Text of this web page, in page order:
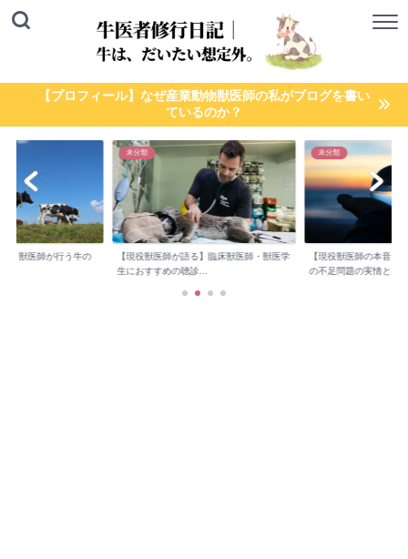
【プロフィール】なぜ産業動物獣医師の私がブログを書い
ているのか？
】獣医師が行う牛の
未分類
【現役獣医師が語る】臨床獣医師・獣医学
生におすすめの聴診...
未分類
【現役獣医師の本音】
の不足問題の実情と...